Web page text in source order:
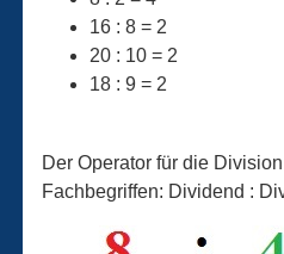
16 : 8 = 2
20 : 10 = 2
18 : 9 = 2
Der Operator für die
Fachbegriffen: Dividend :